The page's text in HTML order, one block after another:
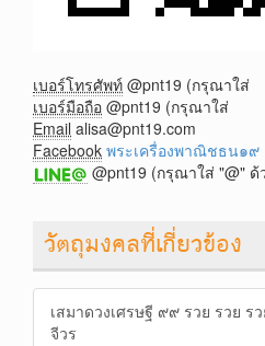
เบอร์โทรศัพท์ @pnt19 (กรุณาใส่
เบอร์มือถือ @pnt19 (กรุณาใส่
Email alisa@pnt19.com
Facebook พระเครื่องพาณิชธน๑๙
@pnt19 (กรุณาใส่ "@" ด้
วัตถุมงคลที่เกี่ยวข้อง
เสมาดวงเศรษฐี ๙๙ รวย รวย ร
จีวร